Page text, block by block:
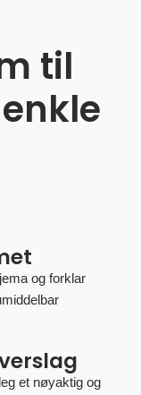
til
og forklar
et nøyaktig og